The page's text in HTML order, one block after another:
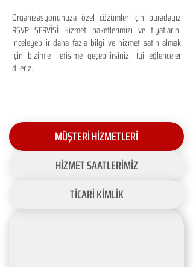
Organizasyonunuza özel çözümler için buradayız
RSVP SERVİSİ Hizmet paketlerimizi ve fiyatlarını
inceleyebilir daha fazla bilgi ve hizmet satın almak
için bizimle iletişime geçebilirsiniz. İyi eğlenceler
dileriz.
MÜŞTERİ HİZMETLERİ
HİZMET SAATLERİMİZ
TİCARİ KİMLİK